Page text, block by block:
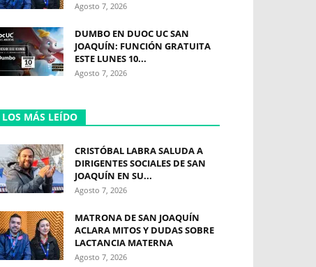
Agosto 7, 2026
DUMBO EN DUOC UC SAN
JOAQUÍN: FUNCIÓN GRATUITA
ESTE LUNES 10...
Agosto 7, 2026
LOS MÁS LEÍDO
CRISTÓBAL LABRA SALUDA A
DIRIGENTES SOCIALES DE SAN
JOAQUÍN EN SU...
Agosto 7, 2026
MATRONA DE SAN JOAQUÍN
ACLARA MITOS Y DUDAS SOBRE
LACTANCIA MATERNA
Agosto 7, 2026